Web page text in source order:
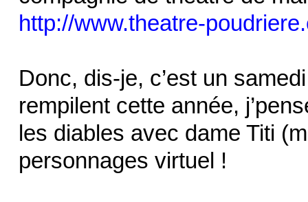
http://www.theatre-
Donc, dis-je, c’est un
rempilent cette année,
les diables avec dame Titi
personnages virtuel !